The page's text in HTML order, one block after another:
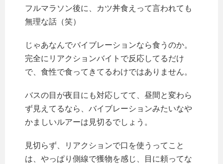
フルマラソン後に、カツ丼食えって言われても
無理な話（笑）
じゃあなんでバイブレーションなら食うのか。
完全にリアクションバイトで反応してるだけ
で、食性で食ってきてるわけではありません。
バスの目が夜目にも対応してて、昼間と変わら
ず見えてるなら、バイブレーションみたいなや
かましいルアーは見切るでしょう。
見切らず、リアクションで口を使うってこと
は、やっぱり側線で獲物を感じ、目に頼ってな